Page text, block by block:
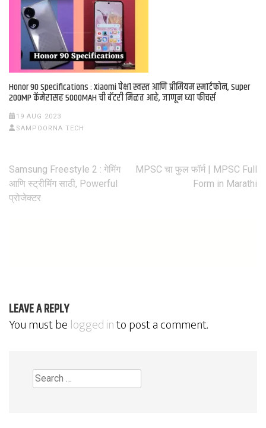
Honor 90 Specifications : Xiaomi पेक्षा स्वस्त आणि प्रीमियम स्मार्टफोन, Super
200MP कॅमेरासह 5000MAH ची बॅटरी मिळत आहे, जाणून घ्या फीचर्स
19 AUG 2023
SAMPOORNA TECH
Post
Samsung Freestyle 2 : गेमिंग
आणि स्ट्रीमिंग साठी, Powerful
प्रोजेक्टर
MPSC चा फुल फॉर्म | MPSC Full
Form in Marathi
LEAVE A REPLY
You must be logged into post a comment.
Search
for: